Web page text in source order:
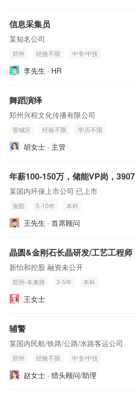
信息采集员
某知名公司
郑州 经验不限 中专/中技
李先生 · HR
舞蹈演绎
郑州兴程文化传播有限公司
管城区 经验不限 学历不限
胡女士 · 主管
年薪100-150万，储能VP岗，3907
某国内环保上市公司 已上市
洛阳 5-10年 本科
王先生 · 首席顾问
晶圆&金刚石长晶研发/工艺工程师
新怡和控股 融资未公开
郑州-未来路 3-5年 本科
王女士
辅警
某国内民航/铁路/公路/水路客运公司
郑州 经验不限 中专/中技
赵女士 · 猎头顾问/助理